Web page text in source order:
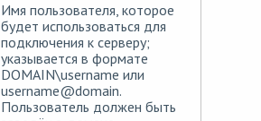
Имя пользователя, которое
будет использоваться для
подключения к серверу;
указывается в формате
DOMAIN\username или
username@domain.
Пользователь должен быть